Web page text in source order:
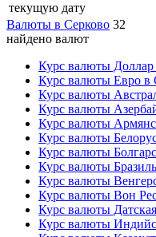
текущую дату
Валюты в Серково 32
найдено валют
Курс валюты Доллар
Курс валюты Евро в
Курс валюты
Курс валюты
Курс валюты
Курс валюты
Курс валюты
Курс валюты
Курс валюты
Курс валюты Вон
Курс валюты
Курс валюты